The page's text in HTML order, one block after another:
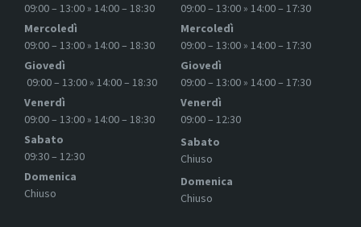
09:00 – 13:00 » 14:00 – 18:30
Mercoledì
09:00 – 13:00 » 14:00 – 18:30
Giovedì
09:00 – 13:00 » 14:00 – 18:30
Venerdì
09:00 – 13:00 » 14:00 – 18:30
Sabato
09:30 – 12:30
Domenica
Chiuso
09:00 – 13:00 » 14:00 – 17:30
Mercoledì
09:00 – 13:00 » 14:00 – 17:30
Giovedì
09:00 – 13:00 » 14:00 – 17:30
Venerdì
09:00 – 12:30
Sabato
Chiuso
Domenica
Chiuso